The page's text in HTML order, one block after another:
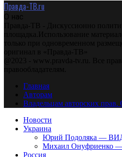
Правда-ТВ.ru
О нас
Правда-ТВ - Дискуссионно
площадка.Использование
только при одновременном
оригинал в «Правда-ТВ»
@2023 - www.pravda-tv.ru. Все
правообладателям.
Главная
Авторам
Владельцам авторских прав.
Новости
Украина
Юрий Подоляка —
Михаил Онуфриенко
Россия